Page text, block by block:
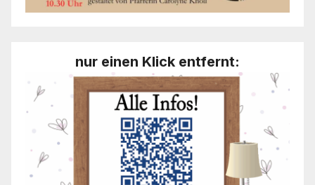
nur einen Klick entfernt: